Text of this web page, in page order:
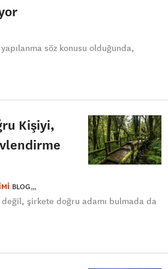
söz konusu olduğunda,
Kişiyi,
BLOG
şirkete doğru adamı bulmada da